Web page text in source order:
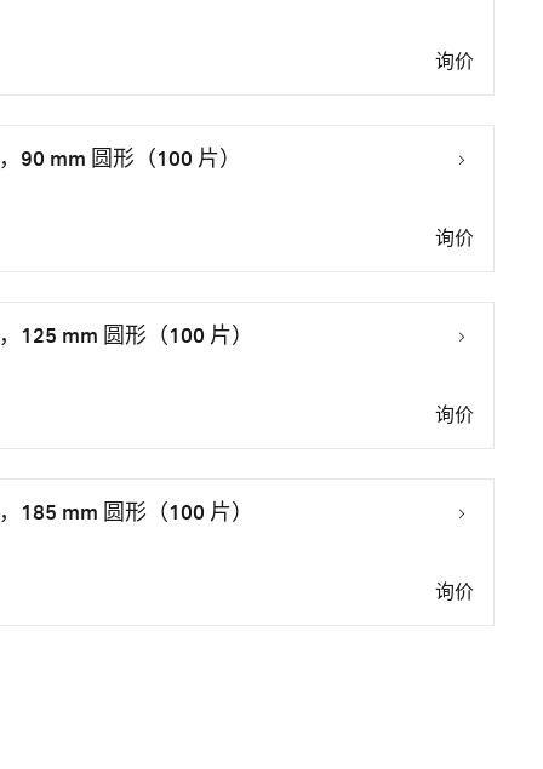
询价
90 mm 圆形（100 片）
询价
125 mm 圆形（100 片）
询价
185 mm 圆形（100 片）
询价